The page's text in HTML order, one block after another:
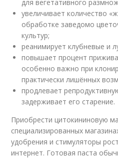
для вегетативного
увеличивает количество
обработке заведомо
культур;
реанимирует клубневые и
повышает процент
особенно важно при
практически лишённых
продлевает
задерживает его старение.
Приобрести цитокининовую
специализированных
удобрения и стимуляторы
интернет. Готовая паста